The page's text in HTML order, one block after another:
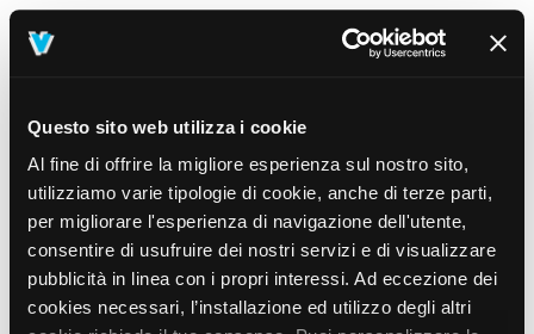
Questo sito web utilizza i cookie
Al fine di offrire la migliore esperienza sul nostro sito,
utilizziamo varie tipologie di cookie, anche di terze parti,
per migliorare l'esperienza di navigazione dell'utente,
consentire di usufruire dei nostri servizi e di visualizzare
pubblicità in linea con i propri interessi. Ad eccezione dei
cookies necessari, l’installazione ed utilizzo degli altri